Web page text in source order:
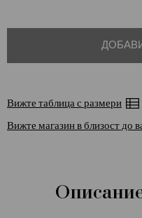
Вижте таблица с размери
Вижте магазин в близост до